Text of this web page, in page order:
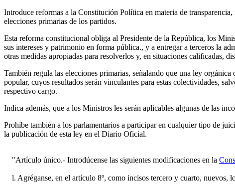
Introduce reformas a la Constitución Política en materia de
elecciones primarias de los partidos.
Esta reforma constitucional obliga al Presidente de la República, los
sus intereses y patrimonio en forma pública., y a entregar a terceros la
otras medidas apropiadas para resolverlos y, en situaciones calificadas,
También regula las elecciones primarias, señalando que una ley
popular, cuyos resultados serán vinculantes para estas colectividades,
respectivo cargo.
Indica además, que a los Ministros les serán aplicables algunas de las
Prohíbe también a los parlamentarios a participar en cualquier tipo de
la publicación de esta ley en el Diario Oficial.
"Artículo único.- Introdúcense las siguientes modificaciones en la
l. Agréganse, en el artículo 8º, como incisos tercero y cuarto, nuevos,